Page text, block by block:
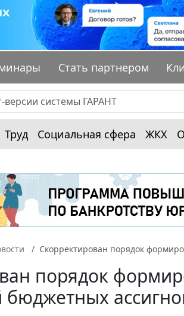
Стать партнером
Труд Социальная сфера ЖКХ
Скорректирован порядок
порядок
бюджетных